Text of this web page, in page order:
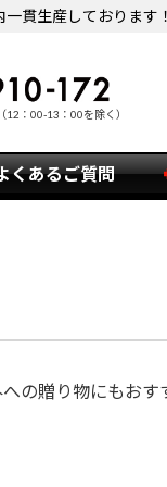
貫生産しております！
：00-13：00を除く）
くあるご質問
の贈り物にもおす